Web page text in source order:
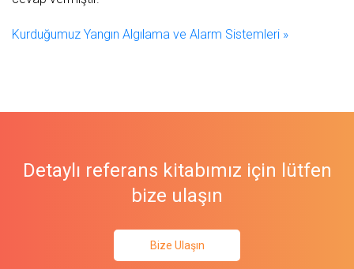
Kurduğumuz Yangın Algılama ve Alarm Sistemleri »
Detaylı referans kitabımız için lütfen
bize ulaşın
Bize Ulaşın